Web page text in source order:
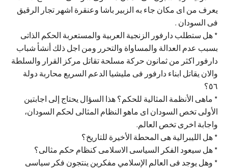
يعرف من اى مكان جاء به الزبير باشا وعنقرة اشهر تجار الرقيق
فى السودان .
* هل ستطلب دارفور الزنجية العربية والمستعربة الحكم الذاتى
بسبب عدم العدالة والمساواة والتحرر ومن اجل ذلك أنشأ شباب
دارفور اكثر من ثمانون حركة مسلحة تقاتل مركز القرار والسلطة
والان يقاتل ابناء دارفور فى مليشيا الدعم السريع محاربة دولة
٥٦؟
* ماهى الأنظمة المثالية للحكم؟ هذا السؤال يحتاج إلى اجابتين
الأولى تخص السودان اى ماهو النظام المثالى لحكم السودان،
واجابة اخرى تخص العالم.
* هل الليبرالية هى المحطة الأخيرة للتاريخ؟
* هل سيعود الفكر السياسى الاسلامى كنظام حكم مثالى؟
* وهل يوجد فى العالم الإسلامي مفكرين ينتجون فكر سياسى